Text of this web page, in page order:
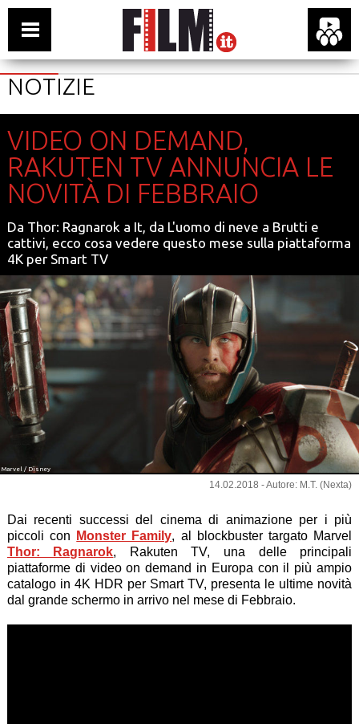
NOTIZIE
VIDEO ON DEMAND,
RAKUTEN TV ANNUNCIA LE
NOVITÀ DI FEBBRAIO
Da Thor: Ragnarok a It, da L'uomo di neve a Brutti e
cattivi, ecco cosa vedere questo mese sulla piattaforma
4K per Smart TV
Marvel / Disney
14.02.2018 - Autore: M.T. (Nexta)
Dai recenti successi del cinema di animazione per i più
piccoli con
Monster Family, al blockbuster targato Marvel
Thor: Ragnarok, Rakuten TV, una delle principali
piattaforme di video on demand in Europa con il più ampio
catalogo in 4K HDR per Smart TV, presenta le ultime novità
dal grande schermo in arrivo nel mese di Febbraio.